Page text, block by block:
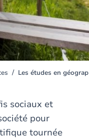
Les études en
sociaux et
pour
tournée